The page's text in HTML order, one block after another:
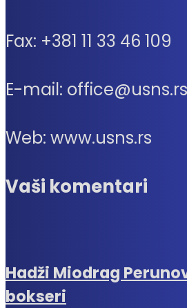
Fax: +381 11 33 46 109
E-mail: office@usns.rs
Web: www.usns.rs
Vaši komentari
Hadži Miodrag
bokseri